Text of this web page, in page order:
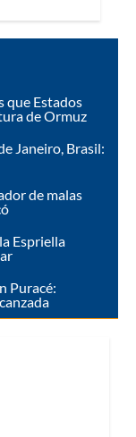
que Estados
de Ormuz
Janeiro, Brasil:
de malas
Espriella
Puracé: